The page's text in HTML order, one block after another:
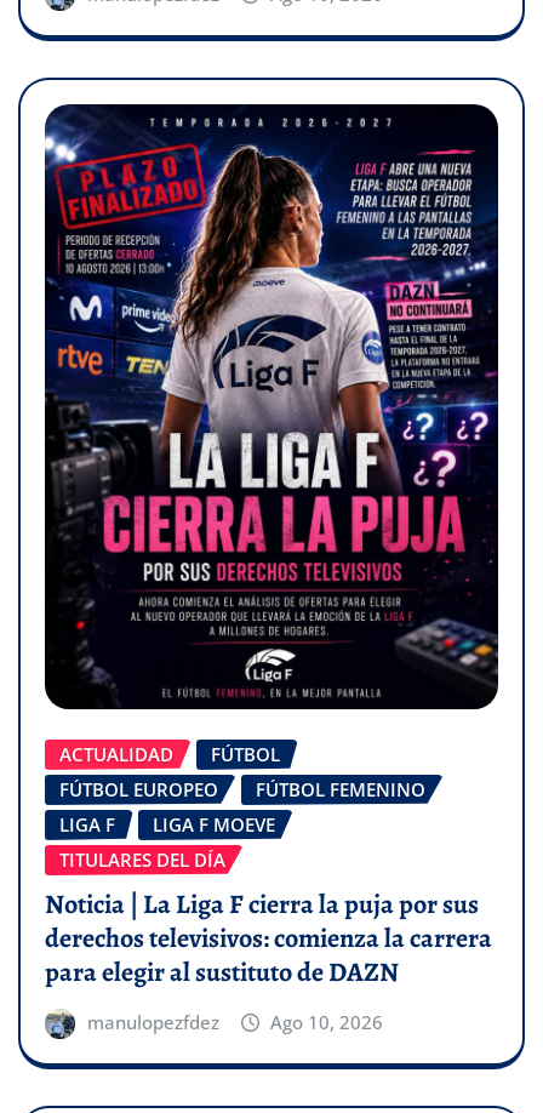
ACTUALIDAD
FÚTBOL
FÚTBOL EUROPEO
FÚTBOL FEMENINO
LIGA F
LIGA F MOEVE
TITULARES DEL DÍA
Noticia | La Liga F cierra la puja por sus
derechos televisivos: comienza la carrera
para elegir al sustituto de DAZN
manulopezfdez Ago 10, 2026